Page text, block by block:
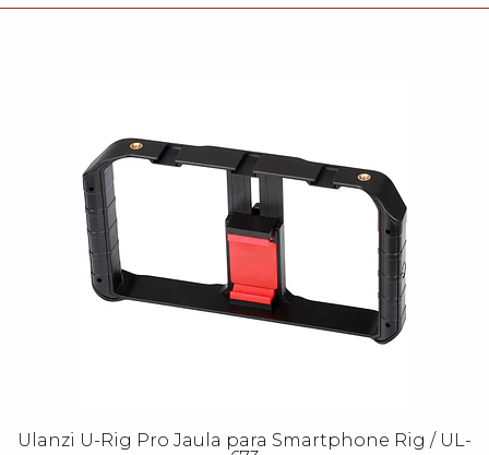
Ulanzi U-Rig Pro Jaula para Smartphone Rig / UL-